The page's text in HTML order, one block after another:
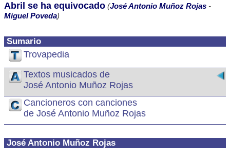
Sumario
Trovapedia
Textos musicados de
José Antonio Muñoz Rojas
Cancioneros con canciones
de José Antonio Muñoz Rojas
José Antonio Muñoz Rojas
Abril se ha equivocado (José Antonio Muñoz Rojas -
Miguel Poveda)